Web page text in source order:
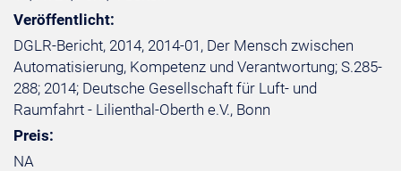
Veröffentlicht:
DGLR-Bericht, 2014, 2014-01, Der Mensch zwischen
Automatisierung, Kompetenz und Verantwortung; S.285-
288; 2014; Deutsche Gesellschaft für Luft- und
Raumfahrt - Lilienthal-Oberth e.V., Bonn
Preis:
NA